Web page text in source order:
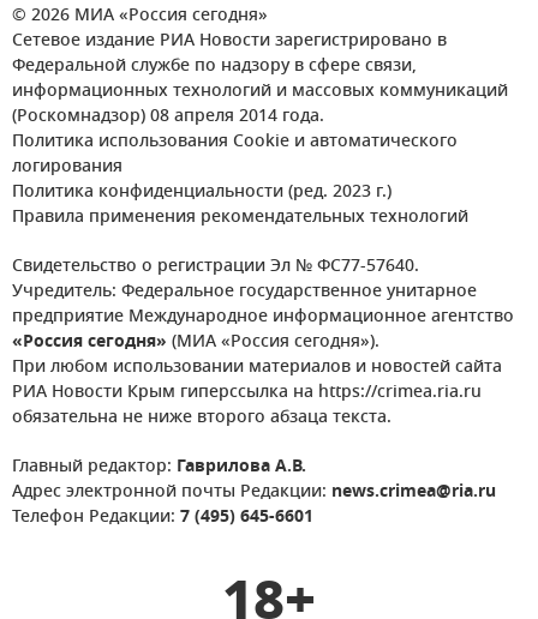
© 2026 МИА «Россия сегодня»
Сетевое издание РИА Новости зарегистрировано в
Федеральной службе по надзору в сфере связи,
информационных технологий и массовых коммуникаций
(Роскомнадзор) 08 апреля 2014 года.
Политика использования Cookie и автоматического
логирования
Политика конфиденциальности (ред. 2023 г.)
Правила применения рекомендательных технологий
Свидетельство о регистрации Эл № ФС77-57640.
Учредитель: Федеральное государственное унитарное
предприятие Международное информационное агентство
«Россия сегодня» (МИА «Россия сегодня»).
При любом использовании материалов и новостей сайта
РИА Новости Крым гиперссылка на https://crimea.ria.ru
обязательна не ниже второго абзаца текста.
Главный редактор: Гаврилова А.В.
Адрес электронной почты Редакции: news.crimea@ria.ru
Телефон Редакции: 7 (495) 645-6601